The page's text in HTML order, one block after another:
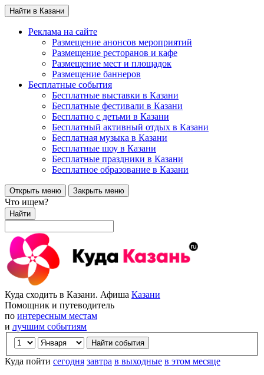
Найти в Казани
Реклама на сайте
Размещение анонсов мероприятий
Размещение ресторанов и кафе
Размещение мест и площадок
Размещение баннеров
Бесплатные события
Бесплатные выставки в Казани
Бесплатные фестивали в Казани
Бесплатно с детьми в Казани
Бесплатный активный отдых в Казани
Бесплатная музыка в Казани
Бесплатные шоу в Казани
Бесплатные праздники в Казани
Бесплатное образование в Казани
Открыть меню Закрыть меню
Что ищем?
Найти
Куда сходить в Казани. Афиша Казани
Помощник и путеводитель
по интересным местам
и лучшим событиям
Куда пойти сегодня завтра в выходные в этом месяце